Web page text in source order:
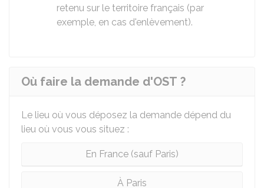
retenu sur le territoire français (par
exemple, en cas d'enlèvement).
Où faire la demande d'OST ?
Le lieu où vous déposez la demande dépend du
lieu où vous vous situez :
En France (sauf Paris)
À Paris